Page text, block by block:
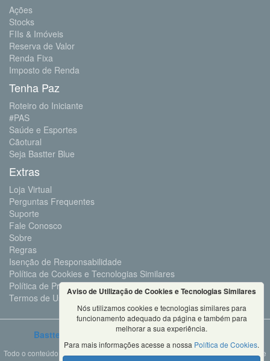
Ações
Stocks
FIIs & Imóveis
Reserva de Valor
Renda Fixa
Imposto de Renda
Tenha Paz
Roteiro do Iniciante
#PAS
Saúde e Esportes
Cãotural
Seja Bastter Blue
Extras
Loja Virtual
Perguntas Frequentes
Suporte
Fale Conosco
Sobre
Regras
Isenção de Responsabilidade
Política de Cookies e Tecnologias Similares
Política de Privacidade e Proteção de Dados
Termos de Uso
Bastter.com 2001 ©Todos os Direitos Reservados
Todo o conteúdo deste site é propriedade da Bastter.com, sendo expressamente
Aviso de Utilização de Cookies e Tecnologias Similares
Nós utilizamos cookies e tecnologias similares para
funcionamento adequado da página e também para
melhorar a sua experiência.
Para mais informações acesse a nossa Política de Cookies.